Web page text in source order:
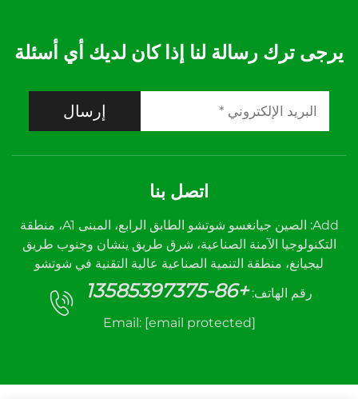
يرجى ترك رسالة لنا إذا كان لديك أي أسئلة
إرسال
اتصل بنا
Add: الصين جيانغسو شوتشو الطابق الرابع، المبنى A1، منطقة
التكنولوجيا الآمنة الصناعية، شرق طريق ينشان وجنوب طريق
ليجيانغ، منطقة التنمية الصناعية عالية التقنية في شوتشو
رقم الهاتف: +86-13585397375
Email: [email protected]